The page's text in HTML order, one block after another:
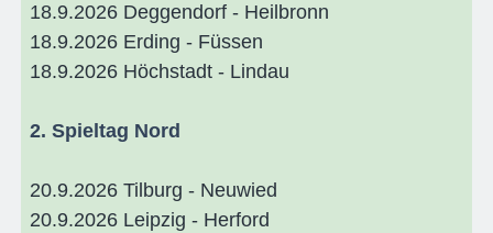
18.9.2026 Deggendorf - Heilbronn
18.9.2026 Erding - Füssen
18.9.2026 Höchstadt - Lindau
2. Spieltag Nord
20.9.2026 Tilburg - Neuwied
20.9.2026 Leipzig - Herford